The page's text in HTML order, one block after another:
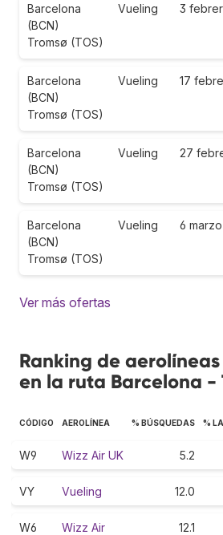
Barcelona
(BCN)
Tromsø (TOS)
Vueling 3
Barcelona
(BCN)
Tromsø (TOS)
Vueling 17
Barcelona
(BCN)
Tromsø (TOS)
Vueling 27
Barcelona
(BCN)
Tromsø (TOS)
Vueling 6 marzo
Ver más ofertas
Ranking de
en la ruta Barcelona -
CÓDIGO AEROLÍNEA % BÚSQUEDAS %
W9 Wizz Air UK 5.2
VY Vueling 12.0
W6 Wizz Air 12.1